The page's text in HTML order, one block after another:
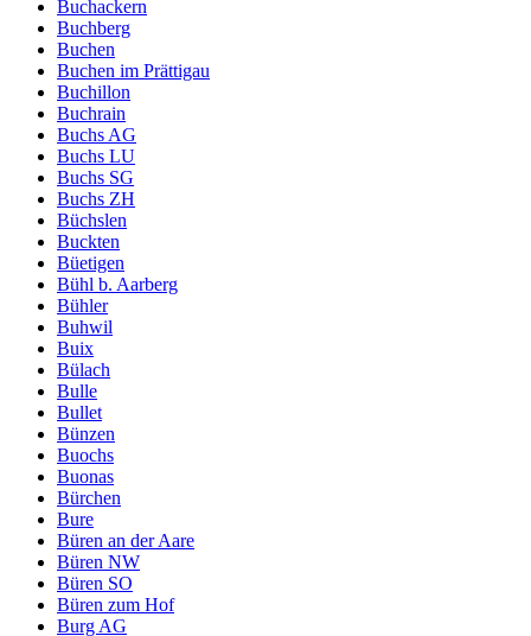
Buchackern
Buchberg
Buchen
Buchen im Prättigau
Buchillon
Buchrain
Buchs AG
Buchs LU
Buchs SG
Buchs ZH
Büchslen
Buckten
Büetigen
Bühl b. Aarberg
Bühler
Buhwil
Buix
Bülach
Bulle
Bullet
Bünzen
Buochs
Buonas
Bürchen
Bure
Büren an der Aare
Büren NW
Büren SO
Büren zum Hof
Burg AG